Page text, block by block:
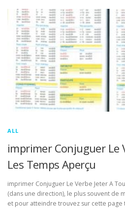
ALL
imprimer Conjuguer Le
Les Temps Aperçu
imprimer Conjuguer Le Verbe Jeter A
(dans une direction), le plus souvent de
et pour atteindre trouvez sur cette page